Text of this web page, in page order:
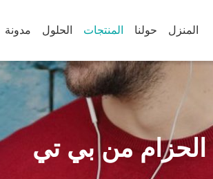
المنزل حولنا المنتجات الحلول مدونة
من بي تي